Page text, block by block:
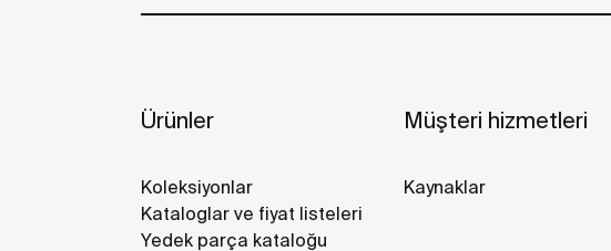
Ürünler
Koleksiyonlar
Kataloglar ve fiyat listeleri
Yedek parça kataloğu
Müşteri hizmetleri
Kaynaklar